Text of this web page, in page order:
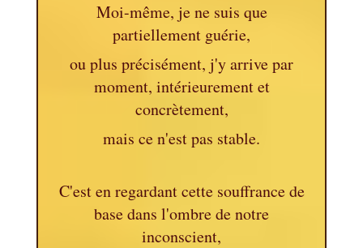
Moi-même, je ne suis que
partiellement guérie,
ou plus précisément, j'y arrive par
moment, intérieurement et
concrètement,
mais ce n'est pas stable.
C'est en regardant cette souffrance de
base dans l'ombre de notre
inconscient,